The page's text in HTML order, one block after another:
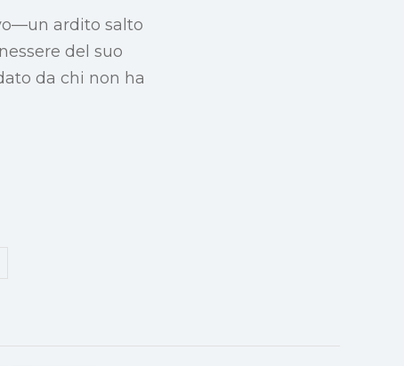
ardito salto
del suo
da chi non ha